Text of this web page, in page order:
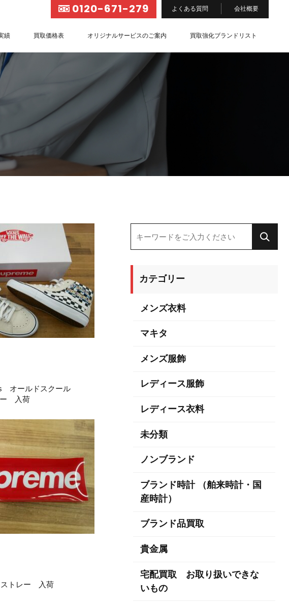
0120-671-279 よくある質問 会社概要
績 買取価格表 オリジナルサービスのご案内 買取強化ブランドリスト
オールドスクール
入荷
トレー 入荷
カテゴリー
メンズ衣料
マキタ
メンズ服飾
レディース服飾
レディース衣料
未分類
ノンブランド
ブランド時計 （舶来時計・国
産時計）
ブランド品買取
貴金属
宅配買取 お取り扱いできな
いもの